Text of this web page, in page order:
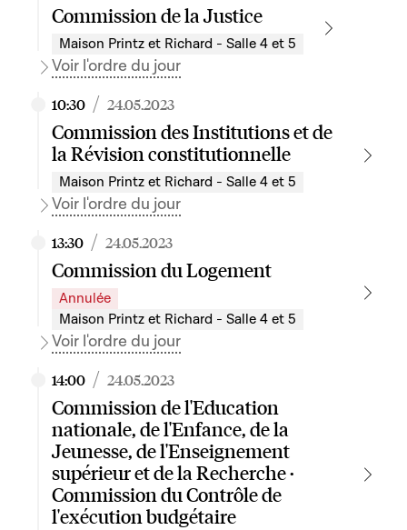
Commission de la Justice
Maison Printz et Richard - Salle 4 et 5
Voir l'ordre du jour
10:30 / 24.05.2023
Commission des Institutions et de
la Révision constitutionnelle
Maison Printz et Richard - Salle 4 et 5
Voir l'ordre du jour
13:30 / 24.05.2023
Commission du Logement
Annulée
Maison Printz et Richard - Salle 4 et 5
Voir l'ordre du jour
14:00 / 24.05.2023
Commission de l'Education
nationale, de l'Enfance, de la
Jeunesse, de l'Enseignement
supérieur et de la Recherche ·
Commission du Contrôle de
l'exécution budgétaire